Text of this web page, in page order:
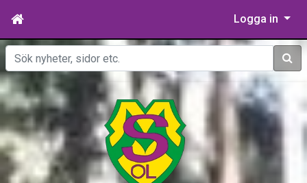
Logga in
Sök